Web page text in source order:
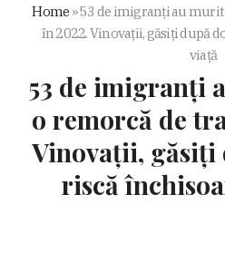
Home »53 de imigranți au
în 2022. Vinovații, găsiți după
viață
53 de imigranți
o remorcă de
Vinovații, găsiți
riscă